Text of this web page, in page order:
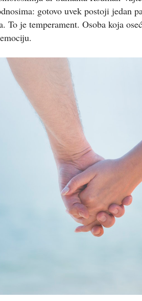
gotovo uvek postoji jedan
To je temperament. Osoba koja